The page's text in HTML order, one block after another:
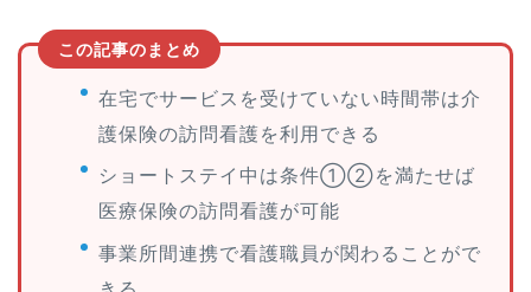
この記事のまとめ
在宅でサービスを受けていない時間帯は介
護保険の訪問看護を利用できる
ショートステイ中は条件①②を満たせば
医療保険の訪問看護が可能
事業所間連携で看護職員が関わることがで